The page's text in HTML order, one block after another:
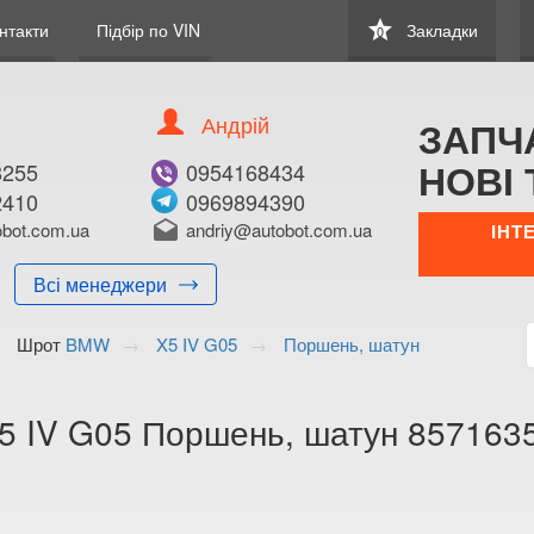
Підбір по VIN star
0 Закладки
Всі менеджери
Андрій
0954168434
0969894390
drafts andriy@autobot.com.ua
НОВІ
Шрот BMW X5 IV G05 Поршень, шатун
IV G05 Поршень, шатун
В ЗАКЛАДКИ КУПИТИ
Менеджер:
+38 (095) 559-